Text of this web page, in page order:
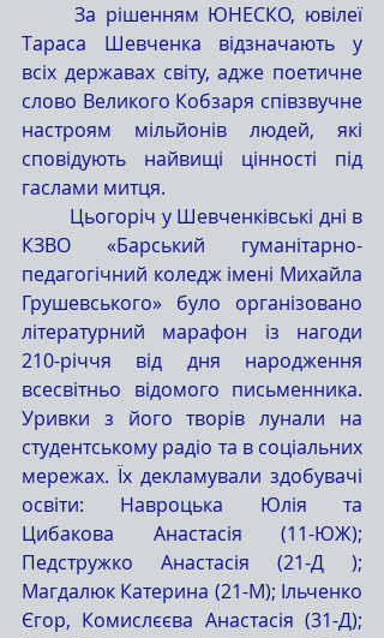
Тараса Шевченка відзначають у
всіх державах світу, адже поетичне
слово Великого Кобзаря співзвучне
настроям мільйонів людей, які
сповідують найвищі цінності під
гаслами митця.
КЗВО «Барський гуманітарно-
педагогічний коледж імені Михайла
Грушевського» було організовано
літературний марафон із нагоди
210-річчя від дня народження
всесвітньо відомого письменника.
Уривки з його творів лунали на
студентському радіо та в соціальних
мережах. Їх декламували здобувачі
освіти: Навроцька Юлія та
Цибакова Анастасія (11-ЮЖ);
Педстружко Анастасія (21-Д );
Магдалюк Катерина (21-М); Ільченко
Єгор, Комислєєва Анастасія (31-Д);